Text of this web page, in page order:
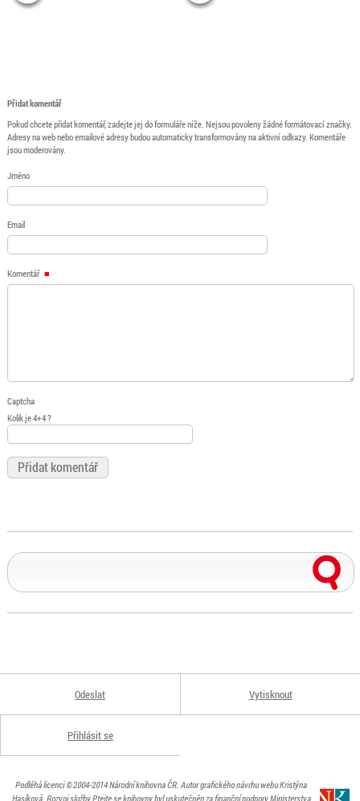
Přidat komentář
Pokud chcete přidat komentář, zadejte jej do formuláře níže. Nejsou povoleny žádné formátovací značky.
Adresy na web nebo emailové adresy budou automaticky transformovány na aktivní odkazy. Komentáře
jsou moderovány.
Jméno
Email
Komentář
Captcha
Kolik je 4+4 ?
Odeslat Vytisknout
Přihlásit se
Podléhá licenci© 2004-2014Národní knihovna ČR. Autor grafického návrhu webu Kristýna
Hasíková. Rozvoj služby Ptejte se knihovny byl uskutečněn za finanční podpory Ministerstva